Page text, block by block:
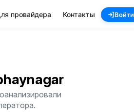
провайдера Контакты Войти